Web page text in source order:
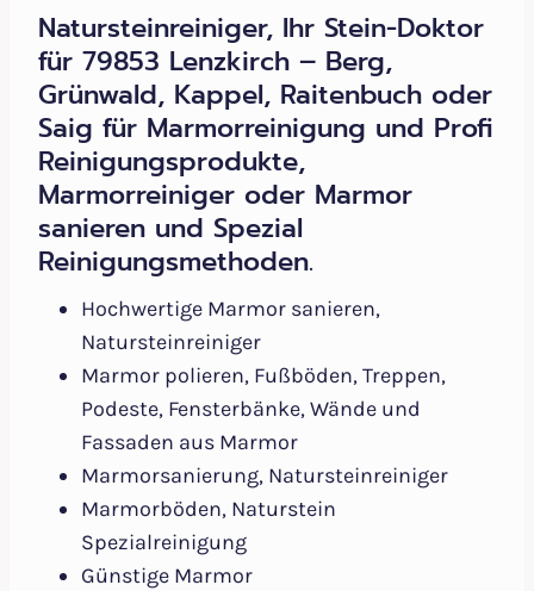
Natursteinreiniger, Ihr Stein-Doktor
für 79853 Lenzkirch – Berg,
Grünwald, Kappel, Raitenbuch oder
Saig für Marmorreinigung und Profi
Reinigungsprodukte,
Marmorreiniger oder Marmor
sanieren und Spezial
Reinigungsmethoden.
Hochwertige Marmor sanieren,
Natursteinreiniger
Marmor polieren, Fußböden, Treppen,
Podeste, Fensterbänke, Wände und
Fassaden aus Marmor
Marmorsanierung, Natursteinreiniger
Marmorböden, Naturstein
Spezialreinigung
Günstige Marmor